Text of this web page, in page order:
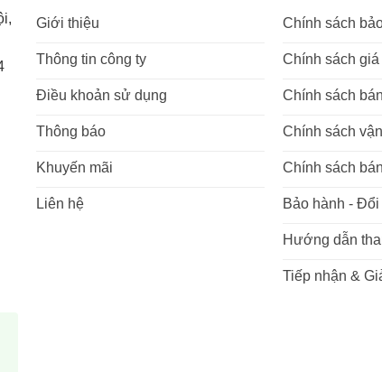
Giới thiệu
Thông tin công ty
Điều khoản sử dụng
Thông báo
Khuyến mãi
Liên hệ
Chính sách
Chính sách giá
Chính sách
Chính sách
Chính sách
Bảo hành - Đổi
Hướng dẫn
Tiếp nhận &